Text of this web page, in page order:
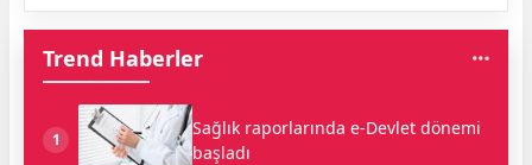
Trend Haberler
1
Sağlık raporlarında e-Devlet dönemi
başladı